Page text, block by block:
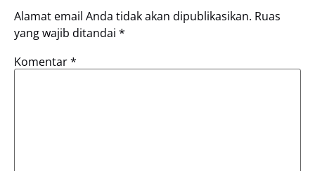
Alamat email Anda tidak akan dipublikasikan. Ruas
yang wajib ditandai *
Komentar*